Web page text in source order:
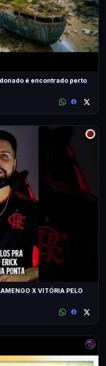
é encontrado perto
X VITÓRIA PELO